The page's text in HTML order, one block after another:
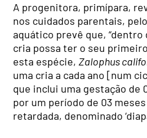
A progenitora, primípara,
nos cuidados parentais,
aquático prevê que, “dentro
cria possa ter o seu
esta espécie,Zalophus
uma cria a cada ano [num
que inclui uma gestação de
por um período de 03
retardada, denominado